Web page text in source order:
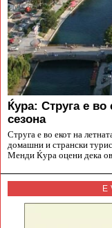
Ќура: Струга е во
сезона
Струга е во екот на
домашни и странски
Менди Ќура оцени дека